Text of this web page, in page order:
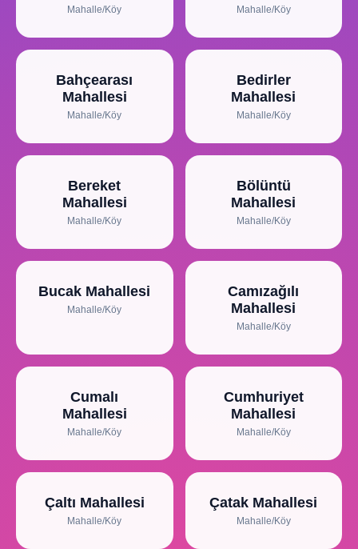
Mahalle/Köy Mahalle/Köy
Bahçearası
Mahallesi
Mahalle/Köy
Bedirler
Mahallesi
Mahalle/Köy
Bereket
Mahallesi
Mahalle/Köy
Bölüntü
Mahallesi
Mahalle/Köy
Bucak Mahallesi
Mahalle/Köy
Camızağılı
Mahallesi
Mahalle/Köy
Cumalı
Mahallesi
Mahalle/Köy
Cumhuriyet
Mahallesi
Mahalle/Köy
Çaltı Mahallesi
Mahalle/Köy
Çatak Mahallesi
Mahalle/Köy